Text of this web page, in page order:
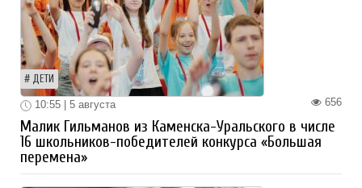
ДЕТИ
656
10:55 | 5 августа
Малик Гильманов из Каменска-Уральского в числе
16 школьников-победителей конкурса «Большая
перемена»